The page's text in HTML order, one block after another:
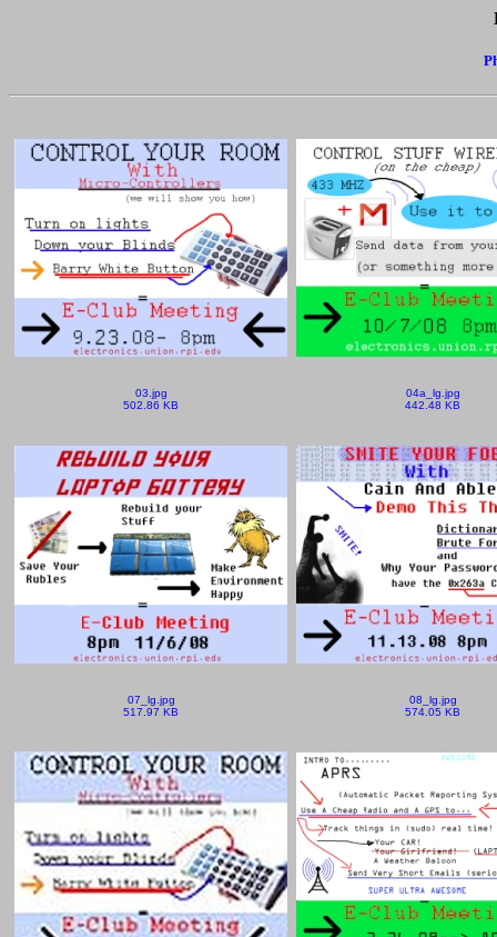
03.jpg
502.86 KB
04a_lg.jpg
442.48 KB
07_lg.jpg
517.97 KB
08_lg.jpg
574.05 KB